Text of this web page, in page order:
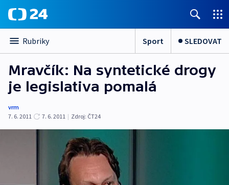
Rubriky Sport SLEDOVAT
Mravčík: Na syntetické drogy
je legislativa pomalá
vrm
7. 6. 2011
7. 6. 2011 | Zdroj: ČT24